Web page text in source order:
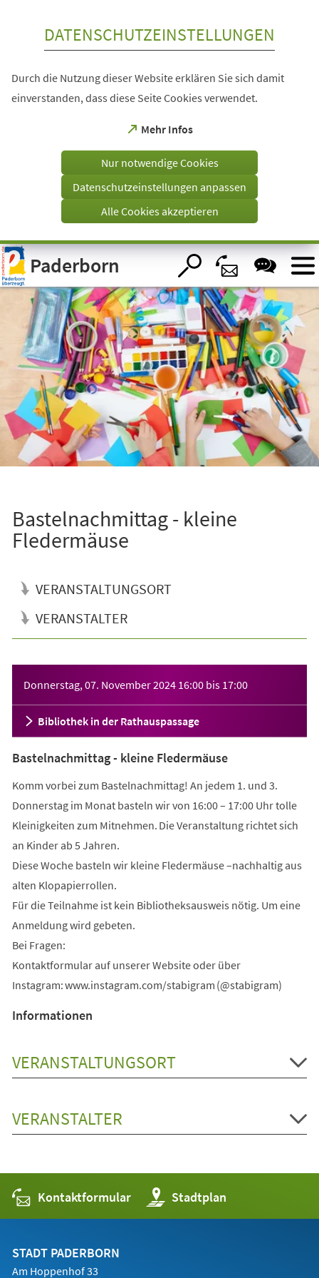
Visuelle
Assistenzsoftware
öffnen.
DATENSCHUTZEINSTELLUNGEN
Durch die Nutzung dieser Website erklären Sie sich damit
einverstanden, dass diese Seite Cookies verwendet.
Mehr Infos
(Öffnet
einem
Tab)
Nur notwendige Cookies
Datenschutzeinstellungen anpassen
Alle Cookies akzeptieren
Paderborn
Bastelnachmittag - kleine
Fledermäuse
VERANSTALTUNGSORT
VERANSTALTER
Donnerstag, 07. November 2024 16:00 bis 17:00
Bibliothek in der Rathauspassage
Bastelnachmittag - kleine Fledermäuse
Komm vorbei zum Bastelnachmittag! An jedem 1. und 3.
Donnerstag im Monat basteln wir von 16:00 – 17:00 Uhr tolle
Kleinigkeiten zum Mitnehmen. Die Veranstaltung richtet sich
an Kinder ab 5 Jahren.
Diese Woche basteln wir kleine Fledermäuse –nachhaltig aus
alten Klopapierrollen.
Für die Teilnahme ist kein Bibliotheksausweis nötig. Um eine
Anmeldung wird gebeten.
Bei Fragen:
Kontaktformular auf unserer Website oder über
Instagram: www.instagram.com/stabigram (@stabigram)
Informationen
VERANSTALTUNGSORT
VERANSTALTER
Kontaktformular Stadtplan
(Öffnet
in
einem
STADT PADERBORN
Am Hoppenhof 33